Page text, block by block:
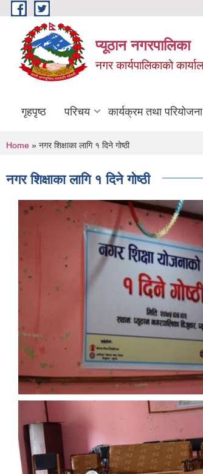
Skip to main content
प्यूठान नगरपालिका
नगर कार्यपालिकाकाे
गृहपृष्ठ परिचय कार्यक्रम तथा परियोजना
You are here
Home » नगर शिक्षाका लागि १ दिने गोष्ठी
नगर शिक्षाका लागि १ दिने गोष्ठी